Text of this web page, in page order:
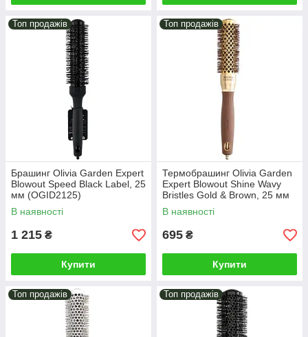
Топ продажів
Брашинг Olivia Garden Expert
Blowout Speed Black Label, 25
мм (OGID2125)
В наявності
1 215 ₴
Купити
Топ продажів
Термобрашинг Olivia Garden
Expert Blowout Shine Wavy
Bristles Gold & Brown, 25 мм
(ID2048)
В наявності
695 ₴
Купити
Топ продажів Топ продажів